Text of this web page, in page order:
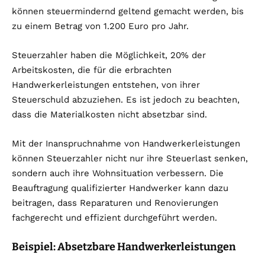
können steuermindernd geltend gemacht werden, bis
zu einem Betrag von 1.200 Euro pro Jahr.
Steuerzahler haben die Möglichkeit, 20% der
Arbeitskosten, die für die erbrachten
Handwerkerleistungen entstehen, von ihrer
Steuerschuld abzuziehen. Es ist jedoch zu beachten,
dass die Materialkosten nicht absetzbar sind.
Mit der Inanspruchnahme von Handwerkerleistungen
können Steuerzahler nicht nur ihre Steuerlast senken,
sondern auch ihre Wohnsituation verbessern. Die
Beauftragung qualifizierter Handwerker kann dazu
beitragen, dass Reparaturen und Renovierungen
fachgerecht und effizient durchgeführt werden.
Beispiel: Absetzbare Handwerkerleistungen